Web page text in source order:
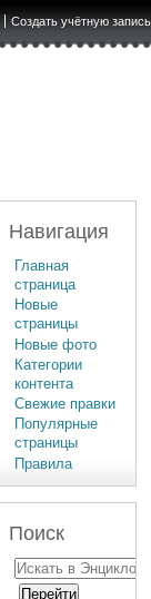
Создать учётную запись
Навигация
Главная
страница
Новые
страницы
Новые фото
Категории
контента
Свежие правки
Популярные
страницы
Правила
Поиск